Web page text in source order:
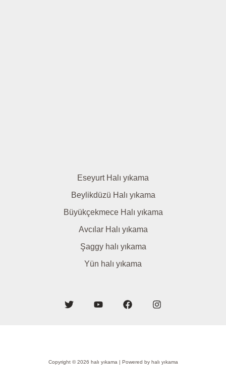
Eseyurt Halı yıkama
Beylikdüzü Halı yıkama
Büyükçekmece Halı yıkama
Avcılar Halı yıkama
Şaggy halı yıkama
Yün halı yıkama
Copyright © 2026 halı yıkama | Powered by halı yıkama